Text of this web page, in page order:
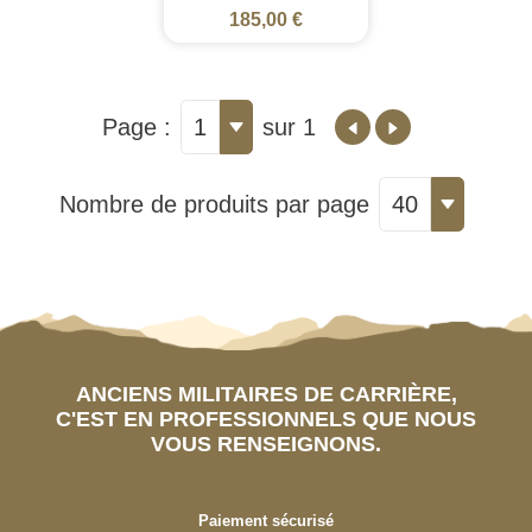
185,00 €
Page : 1 sur 1
Nombre de produits par page 40
ANCIENS MILITAIRES DE CARRIÈRE,
C'EST EN PROFESSIONNELS QUE NOUS
VOUS RENSEIGNONS.
Paiement sécurisé